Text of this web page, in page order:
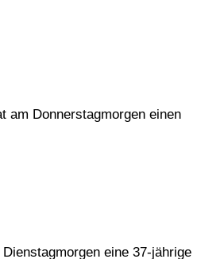
am Donnerstagmorgen einen
eine 37-jährige